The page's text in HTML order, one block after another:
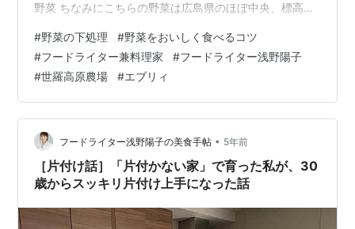
野菜 ちなみにこちらの野菜は広島県のほぼ中央、標高
もの。 きのこのジクやもみ殻をまいて3年がかりで土壌
を作り、そこで無農薬・無肥料で育てた野菜だそうで
す。 生食や皮ごとも食べてもOKで、まさにサステナブル
な野菜です。 新鮮な野菜をさらにおいしく食べる方法を
野菜別に解説 そして、そんないい野菜は、最高においし
くいただかないと！ というわけで、…
#野菜の下処理 #野菜をおいしく食べるコツ
#フードライター兼料理家 #フードライター浅野陽子
#世羅高原農場 #エブリィ
フードライター浅野陽子の美食手帖 • 5年前
［片付け話］「片付かない家」で育った私が、30
歳からスッキリ片付け上手になった話